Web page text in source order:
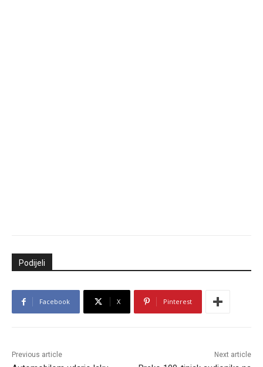
Podijeli
Facebook X Pinterest
Previous article Next article